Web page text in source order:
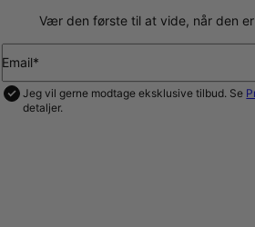
Vær den første til at vide, når den
Email*
Jeg vil gerne modtage eksklusive tilbud. Se
detaljer.